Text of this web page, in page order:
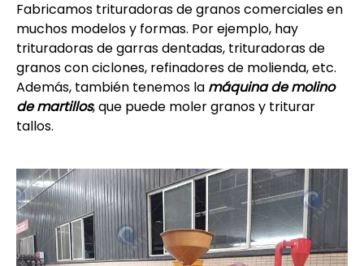
Fabricamos trituradoras de granos comerciales en
muchos modelos y formas. Por ejemplo, hay
trituradoras de garras dentadas, trituradoras de
granos con ciclones, refinadores de molienda, etc.
Además, también tenemos la máquina de molino
de martillos, que puede moler granos y triturar
tallos.